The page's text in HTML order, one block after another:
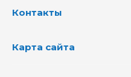
Контакты
Карта сайта